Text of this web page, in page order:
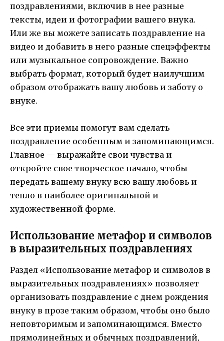
поздравлениями, включив в нее разные
тексты, идеи и фотографии вашего внука.
Или же вы можете записать поздравление на
видео и добавить в него разные спецэффекты
или музыкальное сопровождение. Важно
выбрать формат, который будет наилучшим
образом отображать вашу любовь и заботу о
внуке.
Все эти приемы помогут вам сделать
поздравление особенным и запоминающимся.
Главное — выражайте свои чувства и
откройте свое творческое начало, чтобы
передать вашему внуку всю вашу любовь и
тепло в наиболее оригинальной и
художественной форме.
Использование метафор и символов
в выразительных поздравлениях
Раздел «Использование метафор и символов в
выразительных поздравлениях» позволяет
организовать поздравление с днем рождения
внуку в прозе таким образом, чтобы оно было
неповторимым и запоминающимся. Вместо
прямолинейных и обычных поздравлений,